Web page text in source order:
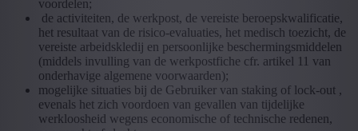
voordelen;
de activiteiten, de werkpost, de vereiste beroepskwalificatie,
het resultaat van de risico-evaluaties, het medisch toezicht, de
vereiste arbeidskledij en persoonlijke beschermingsmiddelen
(middels invulling van de werkpostfiche cfr. artikel 11 van
onderhavige algemene voorwaarden);
mogelijke situaties bij de Gebruiker van staking of lock-out ,
evenals het zich voordoen van gevallen van tijdelijke
werkloosheid wegens economische of technische redenen,